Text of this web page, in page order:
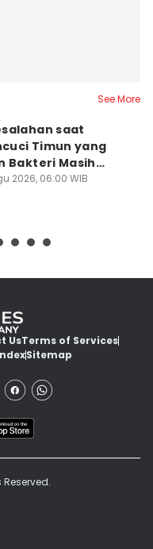
See More
saat
Timun yang
Bakteri Masih
2026, 06:00 WIB
UsTerms of Services
Sitemap
Reserved.